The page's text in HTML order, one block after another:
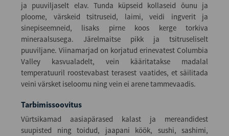
ja puuviljaselt elav. Tunda küpseid kollaseid õunu ja
ploome, värskeid tsitruseid, laimi, veidi ingverit ja
sinepiseemneid, lisaks pirne koos kerge torkiva
mineraalsusega. Järelmaitse pikk ja tsitruseliselt
puuviljane. Viinamarjad on korjatud erinevatest Columbia
Valley kasvualadelt, vein kääritatakse madalal
temperatuuril roostevabast terasest vaatides, et säilitada
veini värsket iseloomu ning vein ei arene tammevaadis.
Tarbimissoovitus
Vürtsikamad aasiapärased kalast ja mereandidest
suupisted ning toidud, jaapani köök, sushi, sashimi,